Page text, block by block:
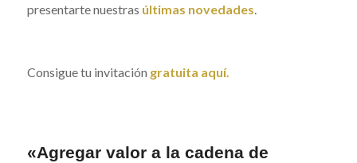
presentarte nuestras últimas novedades.
Consigue tu invitación gratuita aquí.
«Agregar valor a la cadena de